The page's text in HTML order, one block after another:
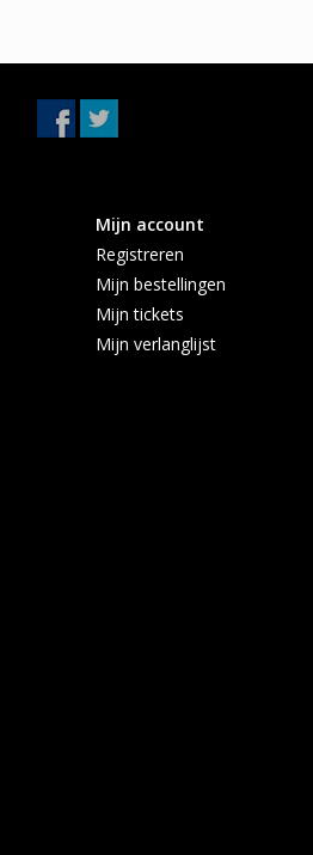
Mijn account
Registreren
Mijn bestellingen
Mijn tickets
Mijn verlanglijst